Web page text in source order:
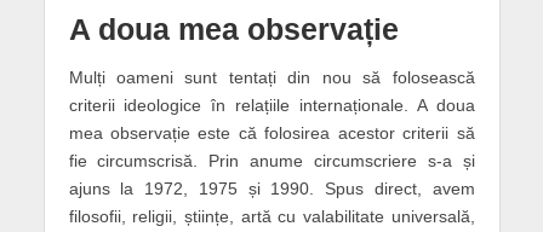
A doua mea observație
Mulți oameni sunt tentați din nou să folosească
criterii ideologice în relațiile internaționale. A doua
mea observație este că folosirea acestor criterii să
fie circumscrisă. Prin anume circumscriere s-a și
ajuns la 1972, 1975 și 1990. Spus direct, avem
filosofii, religii, științe, artă cu valabilitate universală,